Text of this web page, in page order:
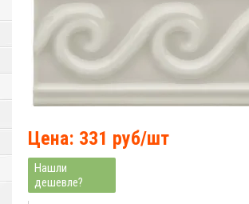
Цена: 331 руб/шт
Нашли
дешевле?